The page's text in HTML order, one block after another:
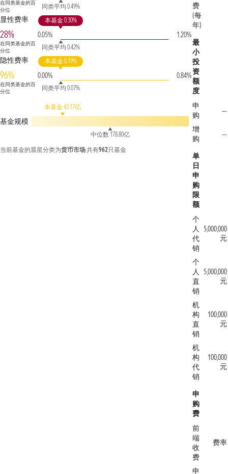
在同类基金的百
分位
同类平均 0.49%
显性费率
28%
在同类基金的百
分位
0.05%
本基金 0.30%
同类平均 0.42%
1.20%
隐性费率
96%
在同类基金的百
分位
0.00%
本基金 0.19%
同类平均 0.07%
0.84%
基金规模
本基金 43.17亿
中位数 178.80亿
当前基金的晨星分类为货币市场共有962只基金
费
(每
年)
最
小
投
资
额
度
申
购
—
增
购
—
单
日
申
购
限
额
个
人
代
销
5,000,000
元
个
人
直
销
5,000,000
元
机
构
直
销
100,000
元
机
构
代
销
100,000
元
申
购
费
前
端
收
费
费率
申